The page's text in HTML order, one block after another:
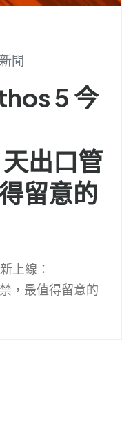
聞
5 今
出口管
留意的
上線：
，最值得留意的